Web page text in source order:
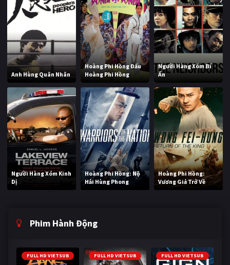
Anh Hùng Quân Nhân
Hoàng Phi Hồng Đấu
Hoàng Phi Hồng
Người Hàng Xóm Bí
Ẩn
Người Hàng Xóm Kinh
Dị
Hoàng Phi Hồng: Nộ
Hải Hùng Phong
Hoàng Phi Hồng:
Vương Giả Trở Về
Phim Hành Động
FULL HD VIETSUB FULL HD VIETSUB FULL HD VIETSUB